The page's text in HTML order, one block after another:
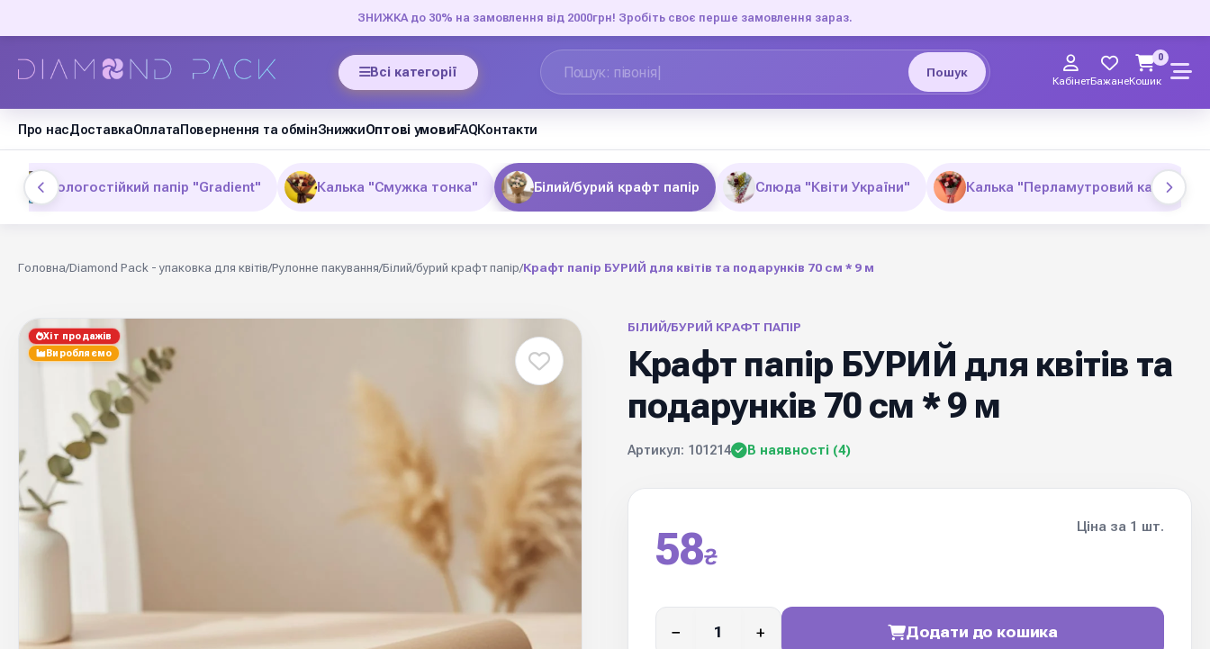
ЗНИЖКА до 30% на замовлення від 2000грн! Зробіть своє перше замовлення зараз.
Всі категорії Пошук
КабінетБажанеКошик
0
Про насДоставкаОплатаПовернення та обмінЗнижкиОптові умовиFAQКонтакти
Вологостійкий папір "Gradient" Калька "Смужка тонка" Білий/бурий крафт папір Слюда "Квіти України" Калька "Перламутровий кант"
Головна/Diamond Pack - упаковка для квітів/Рулонне пакування/Білий/бурий крафт папір/Крафт папір БУРИЙ для квітів та подарунків 70 см * 9 м
Хіт продажів
Виробляємо
БІЛИЙ/БУРИЙ КРАФТ ПАПІР
Крафт папір БУРИЙ для квітів та
подарунків 70 см * 9 м
Артикул: 101214 В наявності (4)
58₴
Ціна за 1 шт.
− + Додати до кошика